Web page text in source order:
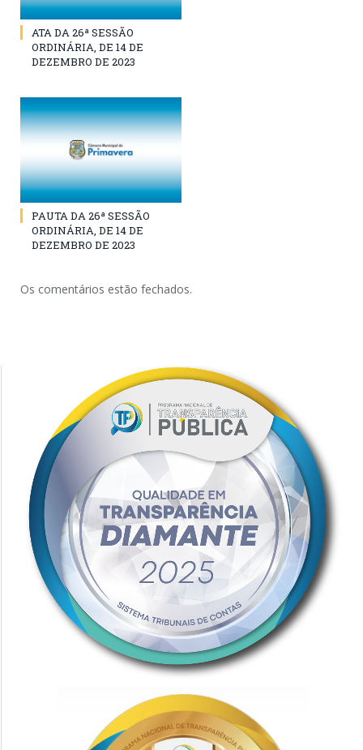
ATA DA 26ª SESSÃO
ORDINÁRIA, DE 14 DE
DEZEMBRO DE 2023
PAUTA DA 26ª SESSÃO
ORDINÁRIA, DE 14 DE
DEZEMBRO DE 2023
Os comentários estão fechados.